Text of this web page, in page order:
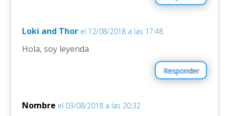
Loki and Thor el 12/08/2018 a las 17:48
Hola, soy leyenda
Responder
Nombre el 03/08/2018 a las 20:32